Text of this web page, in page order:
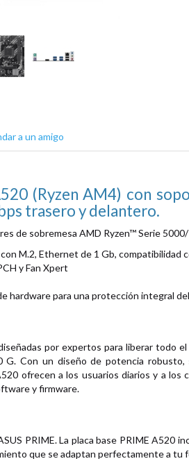
a un amigo
(Ryzen AM4) con
trasero y delantero.
de sobremesa AMD Ryzen™ Serie
M.2, Ethernet de 1 Gb, compatibilidad
y Fan Xpert
hardware para una protección integral
por expertos para liberar todo
Con un diseño de potencia
ofrecen a los usuarios diarios y a
y firmware.
PRIME. La placa base PRIME A520
que se adaptan perfectamente a tu